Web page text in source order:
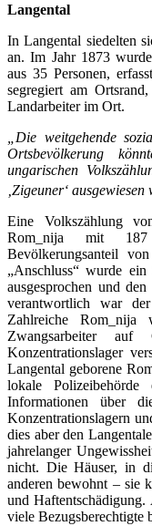
Langental
In Langental siedelten
an. Im Jahr 1873
aus 35 Personen,
segregiert am
Landarbeiter im Ort.
„Die weitgehende
Ortsbevölkerung
ungarischen
‚Zigeuner‘ ausgewiesen
Eine Volkszählung
Rom_nija mit 187
Bevölkerungsanteil
„Anschluss“ wurde
ausgesprochen und
verantwortlich war der
Zahlreiche
Zwangsarbeiter auf
Konzentrationslager
Langental geborene
lokale
Informationen über
Konzentrationslagern
dies aber den
jahrelanger
nicht. Die Häuser, in
anderen bewohnt – sie
und
viele Bezugsberechtigte